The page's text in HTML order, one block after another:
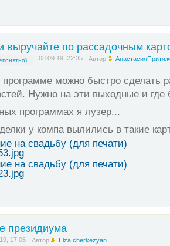
выручайте по рассадочным
08.09.19, 22:35 Автор
программе можно быстро сделать
Нужно на эти выходные и где
программах я лузер...
у компа вылились в такие
президиума
17:06 Автор Elza.cherkezyan